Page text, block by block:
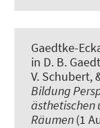
Gaedtke-
in D. B.
V. Schubert,
Bildung
ästhetischen
Räumen(1